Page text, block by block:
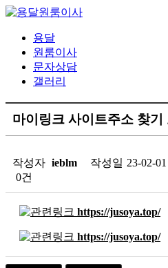
용달
원룸이사
문자상담
갤러리
마이링크 사이트주소 찾기
작성자 ieblm 작성일 23-02-
0건
https://jusoya.top/
https://jusoya.top/